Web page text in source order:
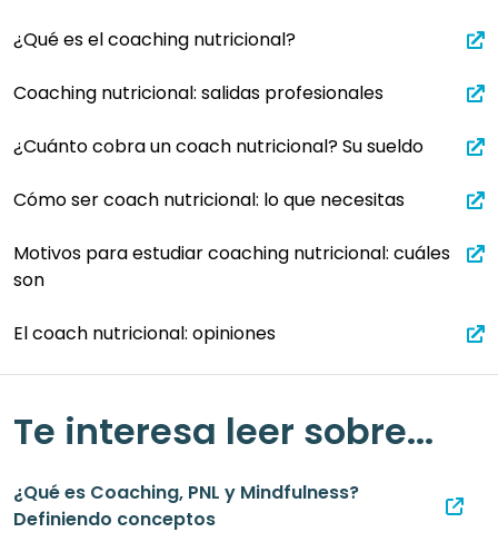
¿Qué es el coaching nutricional?
Coaching nutricional: salidas profesionales
¿Cuánto cobra un coach nutricional? Su sueldo
Cómo ser coach nutricional: lo que necesitas
Motivos para estudiar coaching nutricional: cuáles
son
El coach nutricional: opiniones
Te interesa leer sobre...
¿Qué es Coaching, PNL y Mindfulness?
Definiendo conceptos